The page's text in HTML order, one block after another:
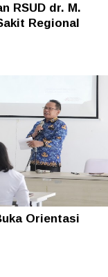
RSUD dr. M.
Regional
Orientasi